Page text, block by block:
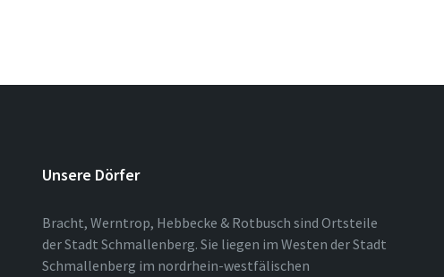
Unsere Dörfer
Bracht, Werntrop, Hebbecke & Rotbusch sind Ortsteile
der Stadt Schmallenberg. Sie liegen im Westen der Stadt
Schmallenberg im nordrhein-westfälischen